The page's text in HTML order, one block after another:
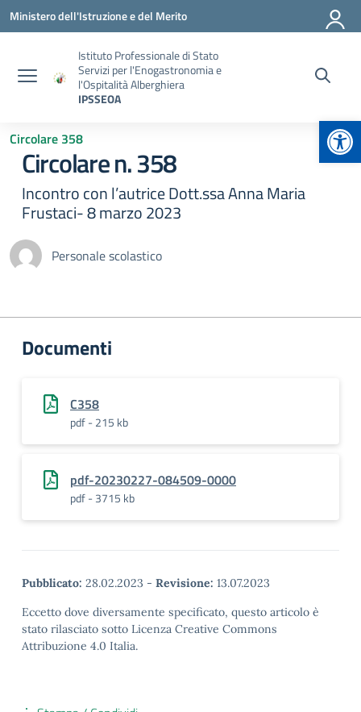
Vai ai contenuti
Vai al menu di navigazione
Vai al footer
Ministero dell'Istruzione e del Merito
Istituto Professionale di Stato
Servizi per l'Enogastronomia e
l'Ospitalità Alberghiera
IPSSEOA
Circolare 358
Circolare n. 358
Incontro con l’autrice Dott.ssa Anna Maria
Frustaci- 8 marzo 2023
Personale scolastico
Documenti
C358
pdf - 215 kb
pdf-20230227-084509-0000
pdf - 3715 kb
Pubblicato: 28.02.2023 - Revisione: 13.07.2023
Eccetto dove diversamente specificato, questo articolo è
stato rilasciato sotto Licenza Creative Commons
Attribuzione 4.0 Italia.